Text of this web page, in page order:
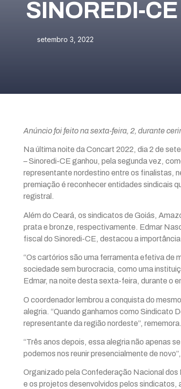
SINOREDI-
setembro 3, 2022
Anúncio foi feito na sexta-feira, 2, durante
Na última noite da Concart 2022, dia 2 de
– Sinoredi-CE ganhou, pela segunda vez,
representante nordestino entre os finalistas,
premiação é reconhecer entidades sindicais
registral.
Além do Ceará, os sindicatos de Goiás,
prata e bronze, respectivamente. Edmar
fiscal do Sinoredi-CE, destacou a importância
“Os cartórios são uma ferramenta efetiva de
sociedade sem burocracia, como uma
Edmar, na noite desta sexta-feira, durante o
O coordenador lembrou a conquista do
alegria. “Quando ganhamos como Sindicato
representante da região nordeste”, rememora.
“Três anos depois, essa alegria não apenas
podemos nos reunir presencialmente de
Organizado pela Confederação Nacional
e os projetos desenvolvidos pelos sindicatos,